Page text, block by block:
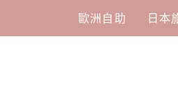
content
歐洲自助 日本